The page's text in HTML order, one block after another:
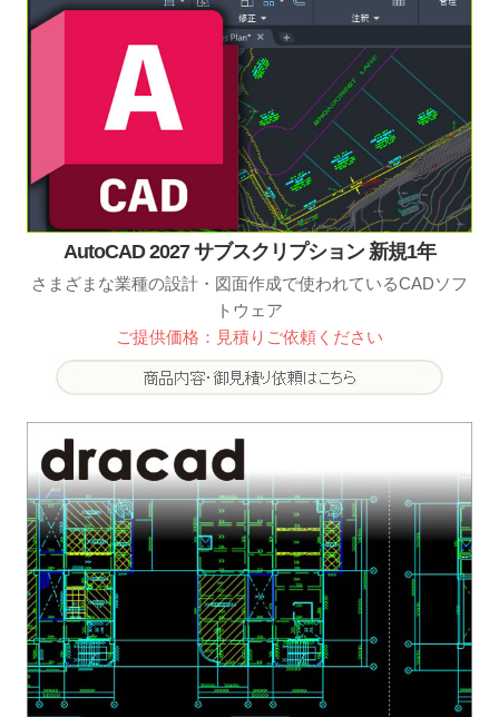
AutoCAD 2027 サブスクリプション 新規1年
さまざまな業種の設計・図面作成で使われているCADソフ
トウェア
ご提供価格：見積りご依頼ください